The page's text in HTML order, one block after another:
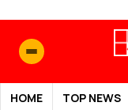
HOME TOP NEWS